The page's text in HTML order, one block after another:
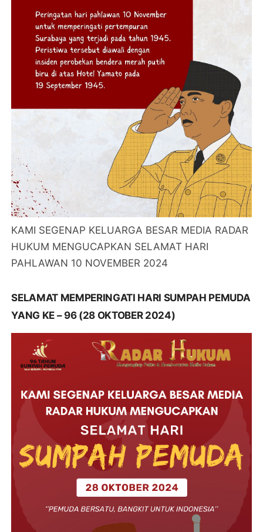
KAMI SEGENAP KELUARGA BESAR MEDIA RADAR
HUKUM MENGUCAPKAN SELAMAT HARI
PAHLAWAN 10 NOVEMBER 2024
SELAMAT MEMPERINGATI HARI SUMPAH PEMUDA
YANG KE – 96 (28 OKTOBER 2024)